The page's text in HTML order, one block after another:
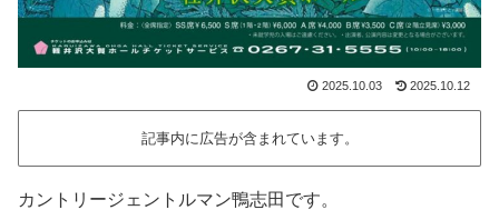
2025.10.03 2025.10.12
記事内に広告が含まれています。
カントリージェントルマン鴨志田です。